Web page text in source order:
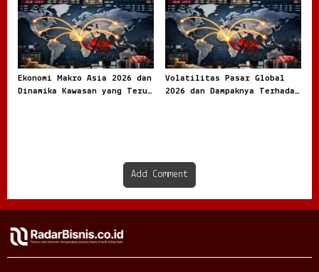
Ekonomi Makro Asia 2026 dan
Dinamika Kawasan yang Terus
Volatilitas Pasar Global
2026 dan Dampaknya Terhadap
Add Comment